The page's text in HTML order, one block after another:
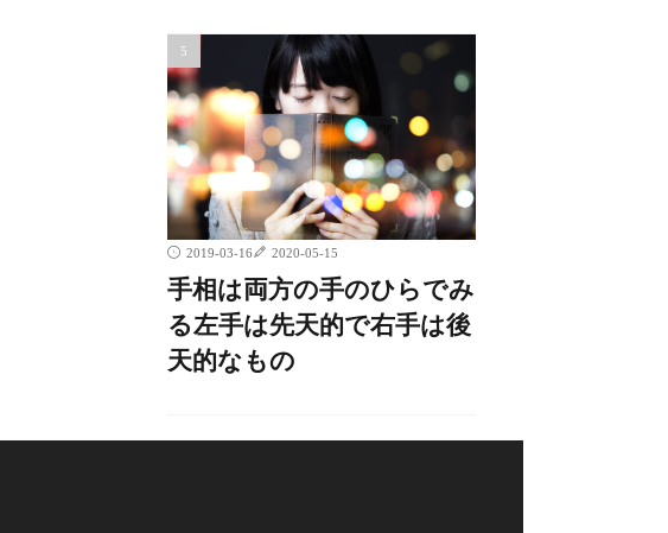
2019-03-16 2020-05-15
手相は両方の手のひらでみ
る左手は先天的で右手は後
天的なもの